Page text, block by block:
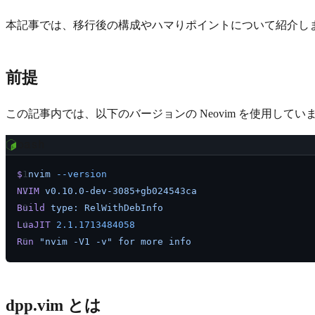
本記事では、移行後の構成やハマりポイントについて紹介
前提
この記事内では、以下のバージョンの Neovim を使用してい
$ nvim --version
NVIM v0.10.0-dev-3085+gb024543ca
Build
type:
RelWithDebInfo
LuaJIT 2.1.1713484058
Run "nvim -V1 -v" for more info
dpp.vim とは